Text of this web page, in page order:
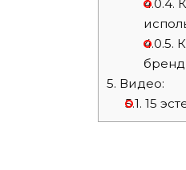
4.0.4.
4.0.5.
5. Видео:
5.1. 15